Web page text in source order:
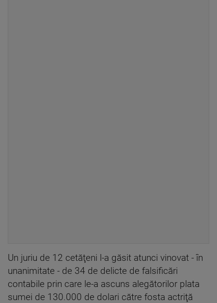
Un juriu de 12 cetăţeni l-a găsit atunci vinovat - în
unanimitate - de 34 de delicte de falsificări
contabile prin care le-a ascuns alegătorilor plata
sumei de 130.000 de dolari către fosta actriţă